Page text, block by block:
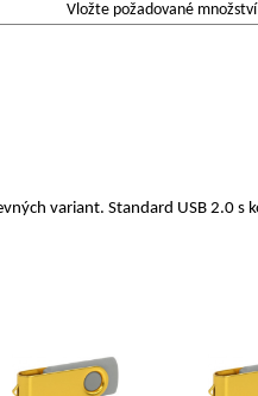
Vložte požadované množství
variant. Standard USB 2.0